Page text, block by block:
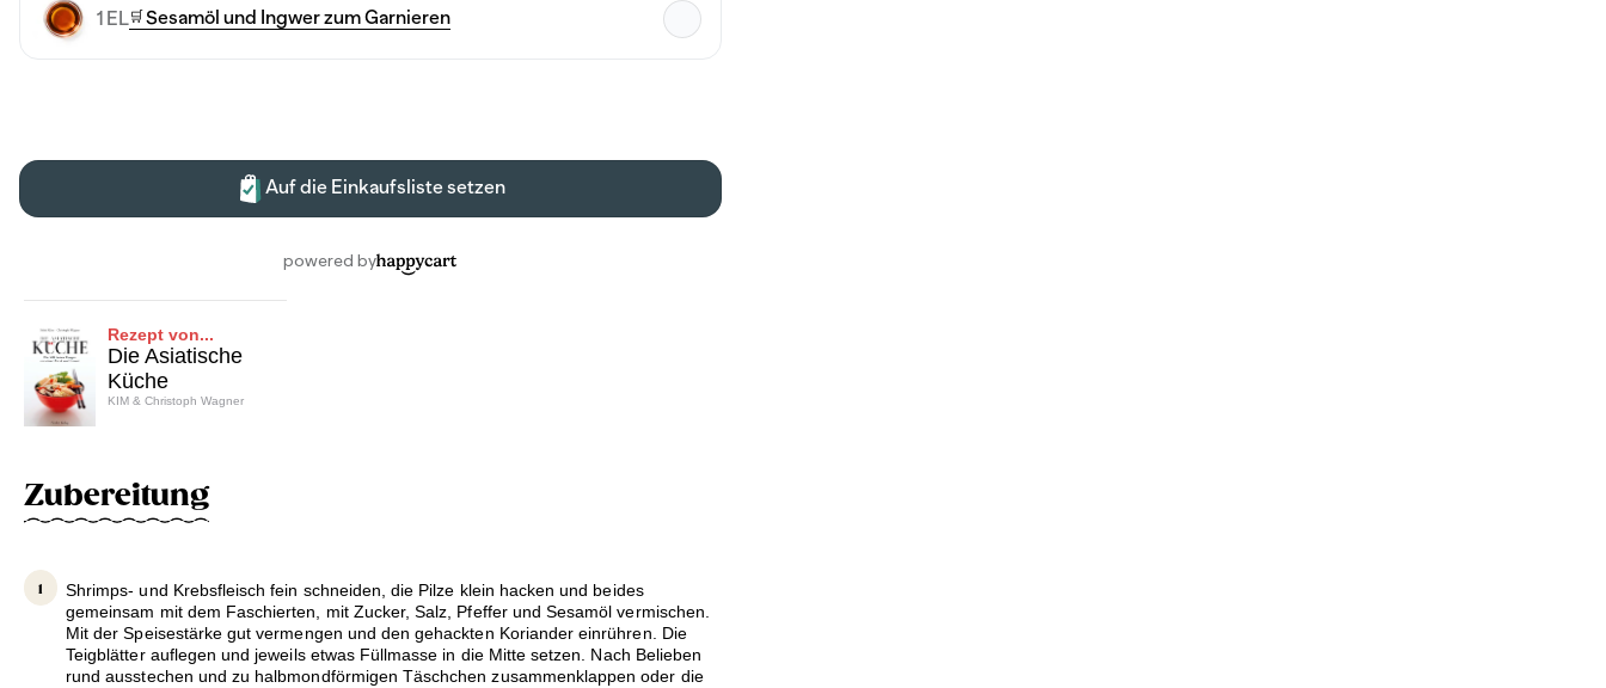
Rezept von...
Die Asiatische
Küche
KIM & Christoph Wagner
Zubereitung
Shrimps- und Krebsfleisch fein schneiden, die Pilze klein hacken und beides
gemeinsam mit dem Faschierten, mit Zucker, Salz, Pfeffer und Sesamöl vermischen.
Mit der Speisestärke gut vermengen und den gehackten Koriander einrühren. Die
Teigblätter auflegen und jeweils etwas Füllmasse in die Mitte setzen. Nach Belieben
rund ausstechen und zu halbmondförmigen Täschchen zusammenklappen oder die